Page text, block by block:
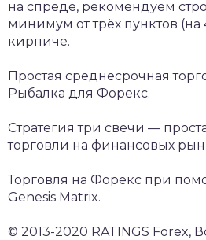
на спреде, рекомендуем
минимум от трёх пунктов (на
кирпиче.
Простая среднесрочная
Рыбалка для Форекс.
Стратегия три свечи —
торговли на финансовых
Торговля на Форекс при
Genesis Matrix.
© 2013-2020 RATINGS Forex,